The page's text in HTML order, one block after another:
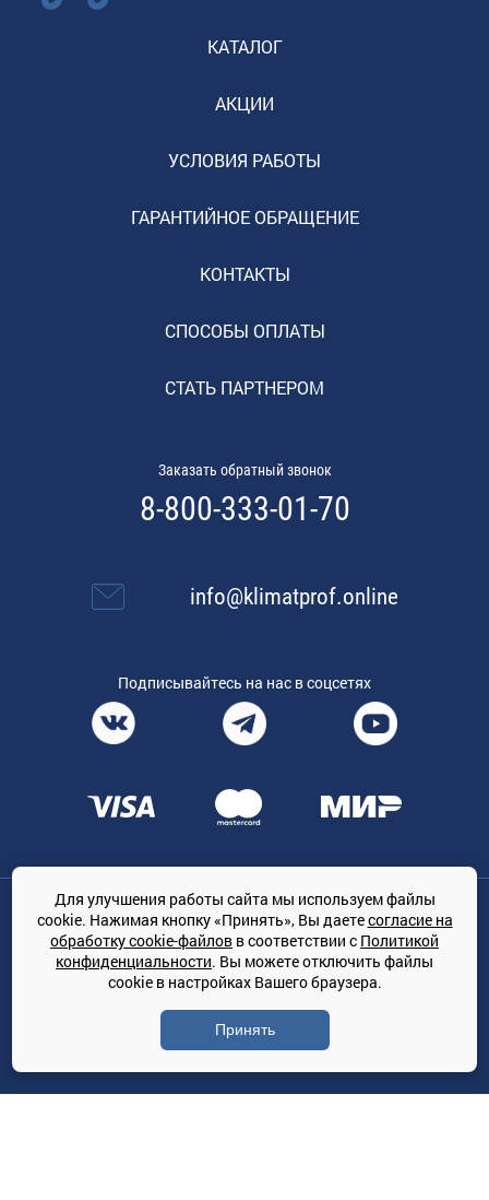
КАТАЛОГ
АКЦИИ
УСЛОВИЯ РАБОТЫ
ГАРАНТИЙНОЕ ОБРАЩЕНИЕ
КОНТАКТЫ
СПОСОБЫ ОПЛАТЫ
СТАТЬ ПАРТНЕРОМ
Заказать обратный звонок
8-800-333-01-70
info@klimatprof.online
Подписывайтесь на нас в соцсетях
Общество с ограниченной ответственностью «ТРЕЙДКОН», ОГРН:
1167847364079, 197022, г. Санкт-Петербург, проспект Медиков, 7
КЛИМАТПРОФ.ONLINE - оптовая продажа кондиционеров и
климатической техники на территории РФ
© Сайт принадлежит ООО «ТРЕЙДКОН»
Политика конфиденциальности
Для улучшения работы сайта мы используем файлы
cookie. Нажимая кнопку «Принять», Вы даетесогласие на
обработку cookie-файлов в соответствии с Политикой
конфиденциальности. Вы можете отключить файлы
cookie в настройках Вашего браузера.
Принять